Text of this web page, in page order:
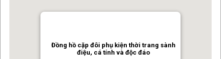
Đồng hồ cặp đôi phụ kiện thời trang sành
điệu, cá tính và độc đáo